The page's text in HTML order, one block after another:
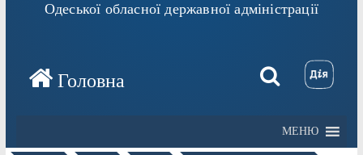
Одеської обласної державної адміністрації
МЕНЮ